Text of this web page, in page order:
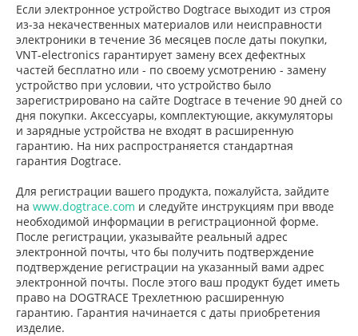
Если электронное устройство Dogtrace выходит из строя
из-за некачественных материалов или неисправности
электроники в течение 36 месяцев после даты покупки,
VNT-electronics гарантирует замену всех дефектных
частей бесплатно или - по своему усмотрению - замену
устройство при условии, что устройство было
зарегистрировано на сайте Dogtrace в течение 90 дней со
дня покупки. Аксессуары, комплектующие, аккумуляторы
и зарядные устройства не входят в расширенную
гарантию. На них распространяется стандартная
гарантия Dogtrace.
Для регистрации вашего продукта, пожалуйста, зайдите
на www.dogtrace.com и следуйте инструкциям при вводе
необходимой информации в регистрационной форме.
После регистрации, указывайте реальный адрес
электронной почты, что бы получить подтверждение
подтверждение регистрации на указанный вами адрес
электронной почты. После этого ваш продукт будет иметь
право на DOGTRACE Трехлетнюю расширенную
гарантию. Гарантия начинается с даты приобретения
изделие.